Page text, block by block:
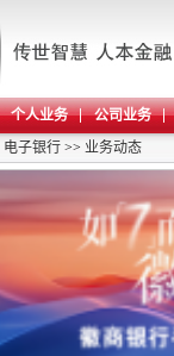
个人业务
公司业务
电子银行 >> 业务动态